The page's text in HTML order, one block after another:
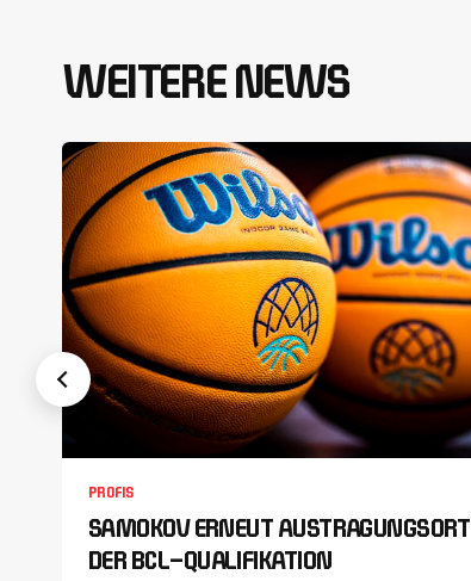
WEITERE NEWS
PROFIS
SAMOKOV ERNEUT AUSTRAGUNGSORT
DER BCL-QUALIFIKATION